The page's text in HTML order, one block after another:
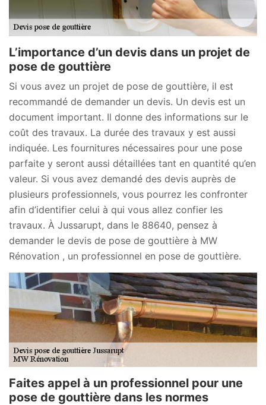
L’importance d’un devis dans un projet de
pose de gouttière
Si vous avez un projet de pose de gouttière, il est
recommandé de demander un devis. Un devis est un
document important. Il donne des informations sur le
coût des travaux. La durée des travaux y est aussi
indiquée. Les fournitures nécessaires pour une pose
parfaite y seront aussi détaillées tant en quantité qu’en
valeur. Si vous avez demandé des devis auprès de
plusieurs professionnels, vous pourrez les confronter
afin d’identifier celui à qui vous allez confier les
travaux. À Jussarupt, dans le 88640, pensez à
demander le devis de pose de gouttière à MW
Rénovation , un professionnel en pose de gouttière.
Faites appel à un professionnel pour une
pose de gouttière dans les normes